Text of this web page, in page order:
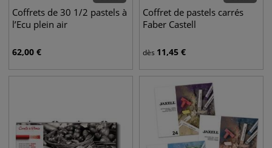
Coffrets de 30 1/2 pastels à
l’Ecu plein air
62,00 €
Coffret de pastels carrés
Faber Castell
dès 11,45 €